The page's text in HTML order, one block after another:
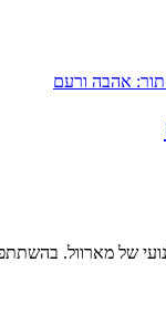
של מארוול.